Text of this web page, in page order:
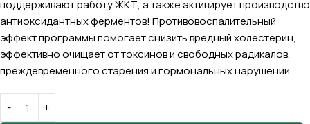
поддерживают работу ЖКТ, а также активирует производство
антиоксидантных ферментов! Противовоспалительный
эффект программы помогает снизить вредный холестерин,
эффективно очищает от токсинов и свободных радикалов,
преждевременного старения и гормональных нарушений.